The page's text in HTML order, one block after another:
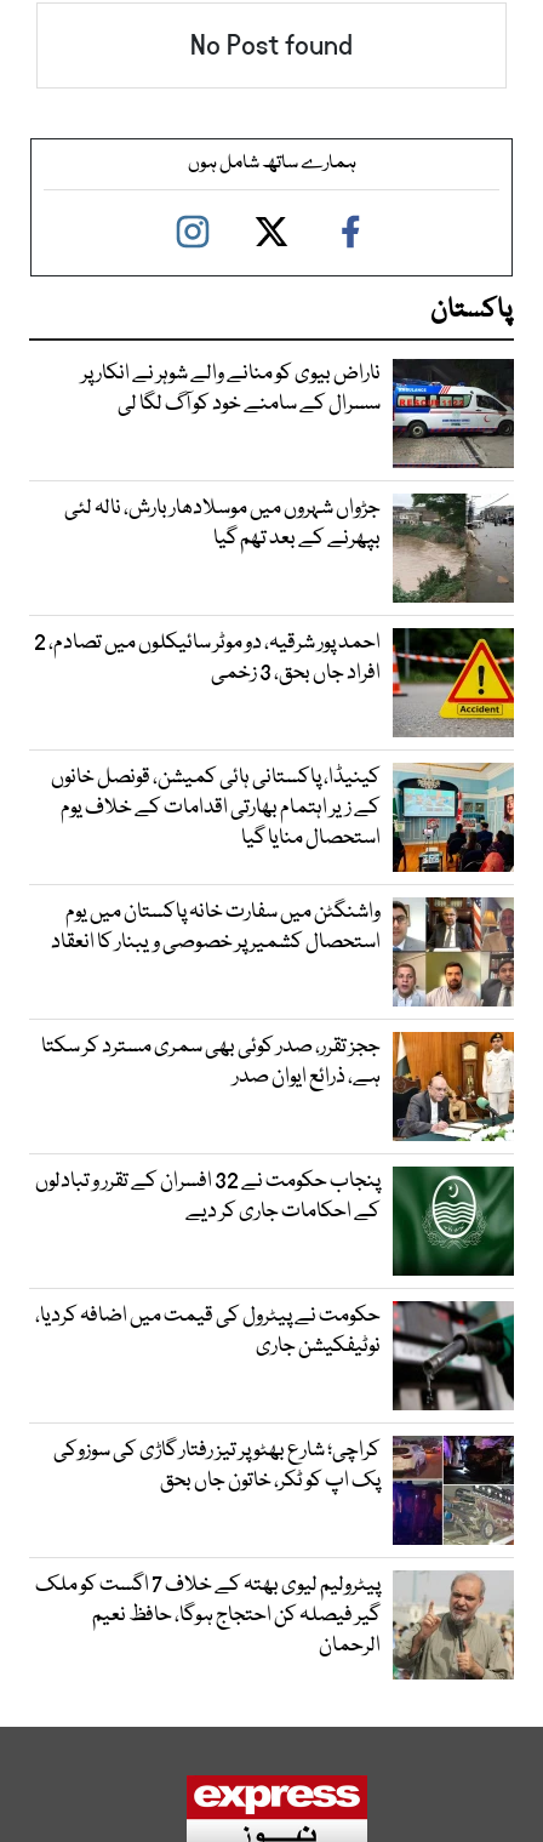
No Post found
ہمارے ساتھ شامل ہوں
پاکستان
ناراض بیوی کو منانے والے شوہر نے انکار پر
سسرال کے سامنے خود کو آگ لگا لی
جڑواں شہروں میں موسلادھار بارش، نالہ لئی
بپھرنے کے بعد تھم گیا
احمد پور شرقیہ، دو موٹر سائیکلوں میں تصادم، 2
افراد جاں بحق، 3 زخمی
کینیڈا، پاکستانی ہائی کمیشن، قونصل خانوں
کے زیر اہتمام بھارتی اقدامات کے خلاف یوم
استحصال منایا گیا
واشنگٹن میں سفارت خانہ پاکستان میں یوم
استحصال کشمیر پر خصوصی ویبنار کا انعقاد
ججز تقرر، صدر کوئی بھی سمری مسترد کر سکتا
ہے، ذرائع ایوان صدر
پنجاب حکومت نے 32 افسران کے تقرر و تبادلوں
کے احکامات جاری کر دیے
حکومت نے پیٹرول کی قیمت میں اضافہ کردیا،
نوٹیفکیشن جاری
کراچی؛ شارع بھٹو پر تیز رفتار گاڑی کی سوزوکی
پک اپ کو ٹکر، خاتون جاں بحق
پیٹرولیم لیوی بھتہ کے خلاف 7 اگست کو ملک
گیر فیصلہ کن احتجاج ہوگا، حافظ نعیم
الرحمان